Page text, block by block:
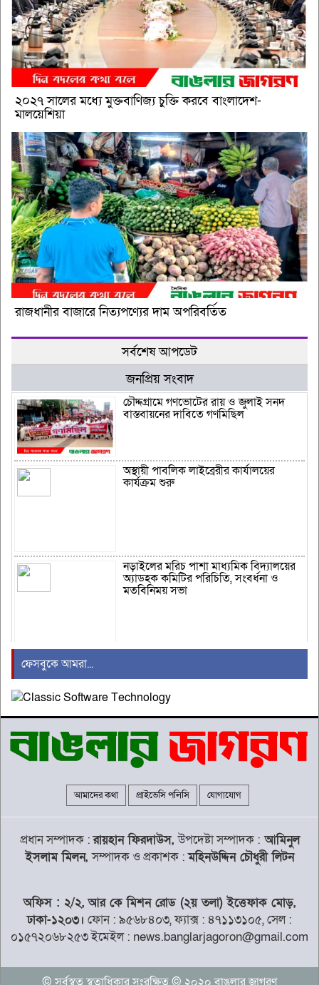
২০২৭ সালের মধ্যে মুক্তবাণিজ্য চুক্তি করবে বাংলাদেশ-
মালয়েশিয়া
রাজধানীর বাজারে নিত্যপণ্যের দাম অপরিবর্তিত
সর্বশেষ আপডেট
জনপ্রিয় সংবাদ
চৌদ্দগ্রামে গণভোটের রায় ও জুলাই সনদ
বাস্তবায়নের দাবিতে গণমিছিল
অস্থায়ী পাবলিক লাইব্রেরীর কার্যালয়ের
কার্যক্রম শুরু
নড়াইলের মরিচ পাশা মাধ্যমিক বিদ্যালয়ের
অ্যাডহক কমিটির পরিচিতি, সংবর্ধনা ও
মতবিনিময় সভা
কালিগঞ্জে ট্রাকচাপায় চার বছরের শিশুর মৃত্যু
ও মৌলবাদবিরোধী সংগ্রাম অব্যাহত রাখার
আহ্বান
বাংলাদেশের বিপক্ষে খেলা নিয়ে রোমাঞ্চের
কথা জানালেন হ্যাজলউড
নারী ও শিশুর প্রতি সহিংসতা প্রতিরোধে
আইন সংস্কারের সুপারিশ মহিলা
ফেসবুকে আমরা...
আমাদের কথা প্রাইভেসি পলিসি যোগাযোগ
প্রধান সম্পাদক :রায়হান ফিরদাউস,উপদেষ্টা সম্পাদক : আমিনুল
ইসলাম মিলন,সম্পাদক ও প্রকাশক :মহিনউদ্দিন চৌধুরী লিটন
অফিস : ২/২, আর কে মিশন রোড (২য় তলা) ইত্তেফাক মোড়,
ঢাকা-১২০৩। ফোন : ৯৫৬৮৪০৩, ফ্যাক্স : ৪৭১১৩১০৫, সেল :
০১৫৭২০৬৮২৫৩ ইমেইল : news.banglarjagoron@gmail.com